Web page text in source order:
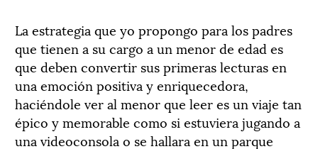
La estrategia que yo propongo para los padres
que tienen a su cargo a un menor de edad es
que deben convertir sus primeras lecturas en
una emoción positiva y enriquecedora,
haciéndole ver al menor que leer es un viaje tan
épico y memorable como si estuviera jugando a
una videoconsola o se hallara en un parque